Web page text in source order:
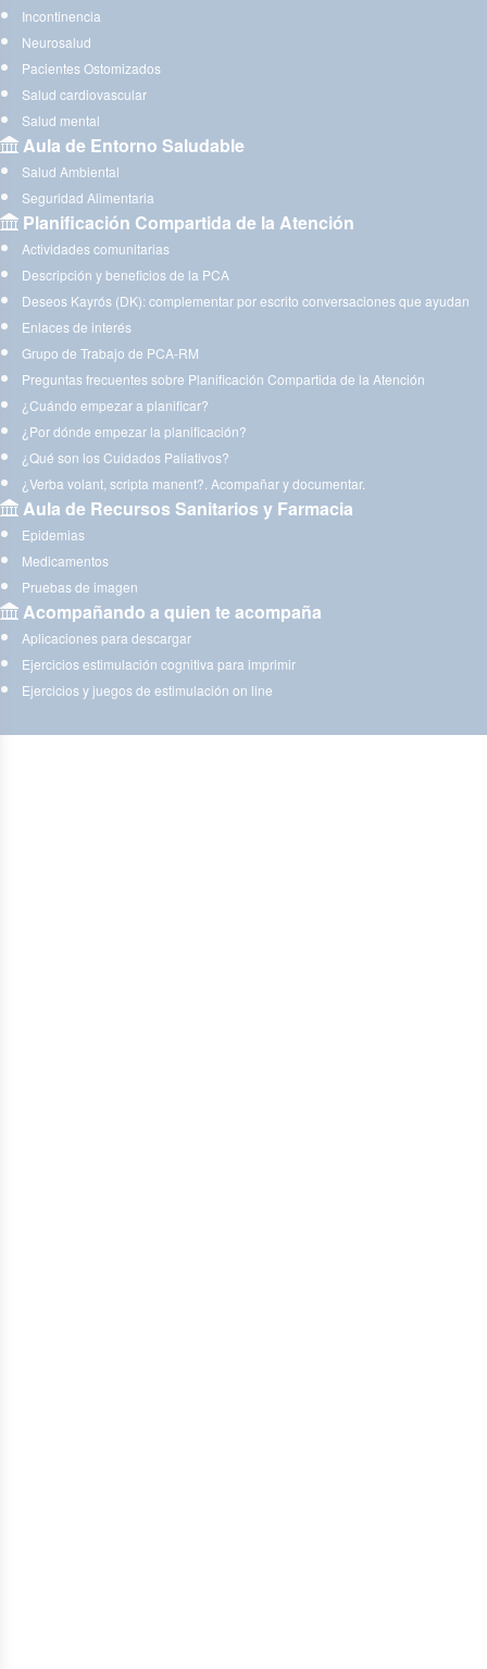
Incontinencia
Neurosalud
Pacientes Ostomizados
Salud cardiovascular
Salud mental
Aula de Entorno Saludable
Salud Ambiental
Seguridad Alimentaria
Planificación Compartida de la Atención
Actividades comunitarias
Descripción y beneficios de la PCA
Deseos Kayrós (DK): complementar por escrito conversaciones que ayudan
Enlaces de interés
Grupo de Trabajo de PCA-RM
Preguntas frecuentes sobre Planificación Compartida de la Atención
¿Cuándo empezar a planificar?
¿Por dónde empezar la planificación?
¿Qué son los Cuidados Paliativos?
¿Verba volant, scripta manent?. Acompañar y documentar.
Aula de Recursos Sanitarios y Farmacia
Epidemias
Medicamentos
Pruebas de imagen
Acompañando a quien te acompaña
Aplicaciones para descargar
Ejercicios estimulación cognitiva para imprimir
Ejercicios y juegos de estimulación on line